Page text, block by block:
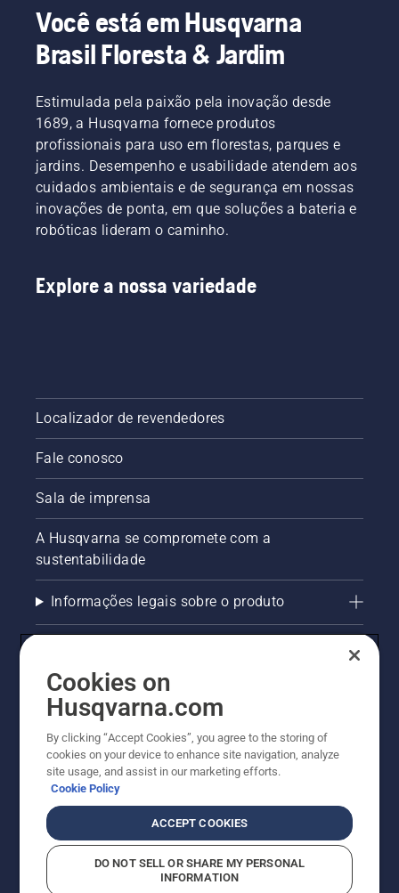
Você está em Husqvarna
Brasil Floresta & Jardim
Estimulada pela paixão pela inovação desde
1689, a Husqvarna fornece produtos
profissionais para uso em florestas, parques e
jardins. Desempenho e usabilidade atendem aos
cuidados ambientais e de segurança em nossas
inovações de ponta, em que soluções a bateria e
robóticas lideram o caminho.
Explore a nossa variedade
Localizador de revendedores
Fale conosco
Sala de imprensa
A Husqvarna se compromete com a
sustentabilidade
Informações legais sobre o produto
Outros sites Husqvarna
Trabalhe Conosco
Cookies on
Husqvarna.com
By clicking “Accept Cookies”, you agree to the storing of
cookies on your device to enhance site navigation, analyze
site usage, and assist in our marketing efforts.
Cookie Policy
ACCEPT COOKIES
DO NOT SELL OR SHARE MY PERSONAL
INFORMATION